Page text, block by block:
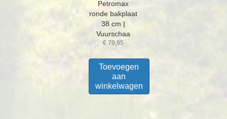
Petromax
ronde bakplaat
38 cm |
Vuurschaa
€ 79,95
Toevoegen
aan
winkelwagen